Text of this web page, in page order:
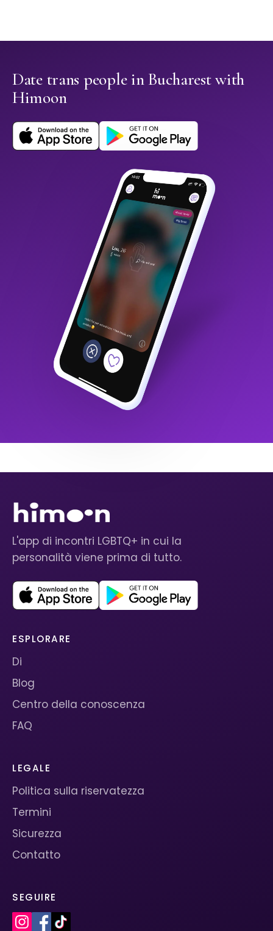
Date trans people in Bucharest with
Himoon
L'app di incontri LGBTQ+ in cui la
personalità viene prima di tutto.
ESPLORARE
Di
Blog
Centro della conoscenza
FAQ
LEGALE
Politica sulla riservatezza
Termini
Sicurezza
Contatto
SEGUIRE